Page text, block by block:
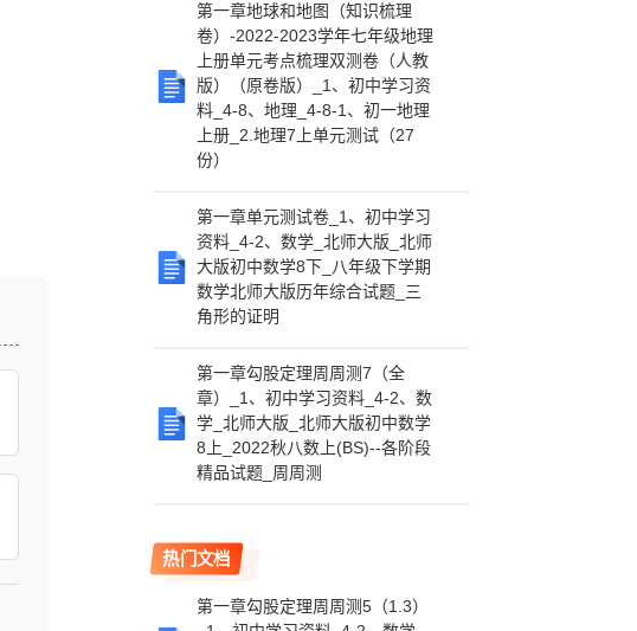
第一章地球和地图（知识梳理
卷）-2022-2023学年七年级地理
上册单元考点梳理双测卷（人教
版）（原卷版）_1、初中学习资
料_4-8、地理_4-8-1、初一地理
上册_2.地理7上单元测试（27
份）
第一章单元测试卷_1、初中学习
资料_4-2、数学_北师大版_北师
大版初中数学8下_八年级下学期
数学北师大版历年综合试题_三
角形的证明
第一章勾股定理周周测7（全
章）_1、初中学习资料_4-2、数
学_北师大版_北师大版初中数学
8上_2022秋八数上(BS)--各阶段
精品试题_周周测
热门文档
第一章勾股定理周周测5（1.3）